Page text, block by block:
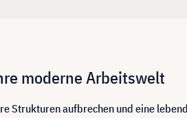
moderne Arbeitswelt
Strukturen aufbrechen und eine